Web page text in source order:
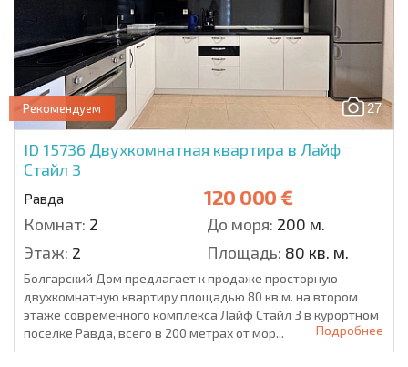
27
Рекомендуем
ID 15736 Двухкомнатная квартира в Лайф
Стайл 3
Равда 120 000 €
Комнат: 2 До моря: 200 м.
Этаж: 2 Площадь: 80 кв. м.
Болгарский Дом предлагает к продаже просторную
двухкомнатную квартиру площадью 80 кв.м. на втором
этаже современного комплекса Лайф Стайл 3 в курортном
поселке Равда, всего в 200 метрах от мор...
Подробнее